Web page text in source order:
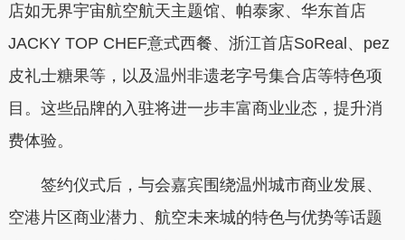
店如无界宇宙航空航天主题馆、帕泰家、华东首店
JACKY TOP CHEF意式西餐、浙江首店SoReal、pez
皮礼士糖果等，以及温州非遗老字号集合店等特色项
目。这些品牌的入驻将进一步丰富商业业态，提升消
费体验。
签约仪式后，与会嘉宾围绕温州城市商业发展、
空港片区商业潜力、航空未来城的特色与优势等话题